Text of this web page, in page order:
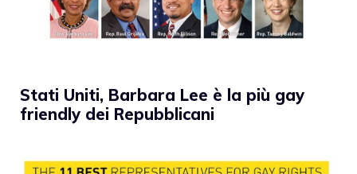
Stati Uniti, Barbara Lee è la più gay
friendly dei Repubblicani